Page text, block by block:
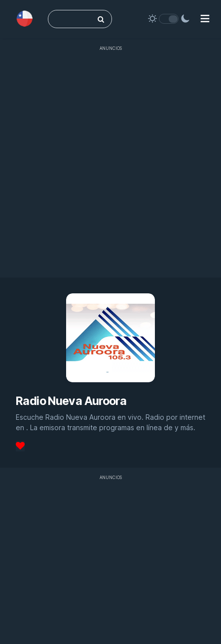
Buscar:
ANUNCIOS
Radio Nueva Auroora
Escuche Radio Nueva Auroora en vivo. Radio por internet
en . La emisora transmite programas en línea de y más.
ANUNCIOS